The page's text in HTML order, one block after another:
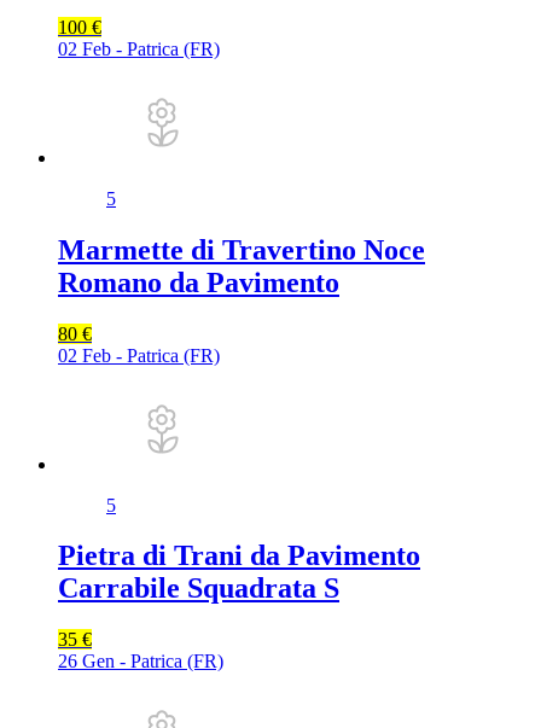
100 €
02 Feb - Patrica (FR)
5
Marmette di Travertino Noce
Romano da Pavimento
80 €
02 Feb - Patrica (FR)
5
Pietra di Trani da Pavimento
Carrabile Squadrata S
35 €
26 Gen - Patrica (FR)